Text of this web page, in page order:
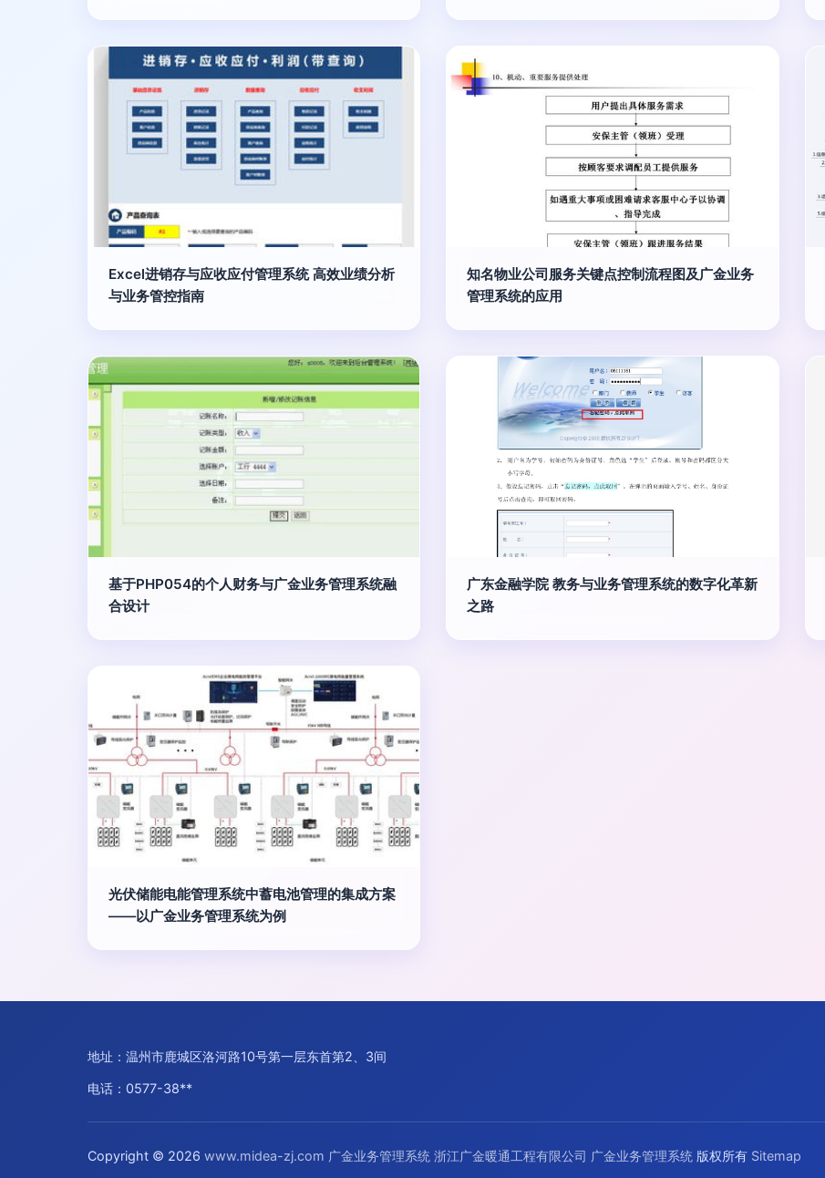
Excel进销存与应收应付管理系统 高效业绩分析
与业务管控指南
知名物业公司服务关键点控制流程图及广金业务
管理系统的应用
基于PHP054的个人财务与广金业务管理系统融
合设计
广东金融学院 教务与业务管理系统的数字化革新
之路
光伏储能电能管理系统中蓄电池管理的集成方案
——以广金业务管理系统为例
地址：温州市鹿城区洛河路10号第一层东首第2、3间
电话：0577-38**
Copyright © 2026 www.midea-zj.com 广金业务管理系统 浙江广金暖通工程有限公司 广金业务管理系统 版权所有 Sitemap